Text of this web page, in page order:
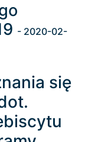
- 2020-02-
się